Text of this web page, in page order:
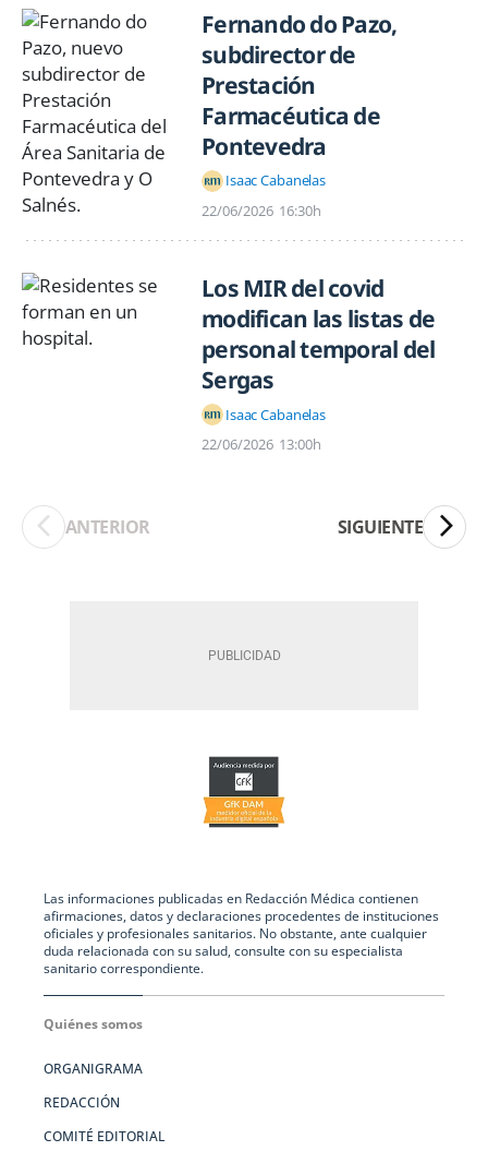
Fernando do Pazo,
subdirector de
Prestación
Farmacéutica de
Pontevedra
Isaac Cabanelas
22/06/2026 16:30h
Los MIR del covid
modifican las listas de
personal temporal del
Sergas
Isaac Cabanelas
22/06/2026 13:00h
ANTERIOR SIGUIENTE
Las informaciones publicadas en Redacción Médica contienen
afirmaciones, datos y declaraciones procedentes de instituciones
oficiales y profesionales sanitarios. No obstante, ante cualquier
duda relacionada con su salud, consulte con su especialista
sanitario correspondiente.
Quiénes somos
ORGANIGRAMA
REDACCIÓN
COMITÉ EDITORIAL